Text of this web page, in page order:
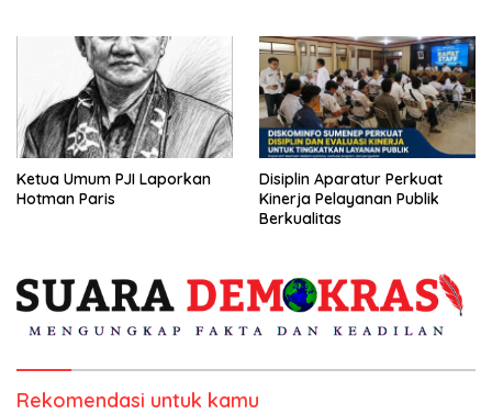
Ketua Umum PJI Laporkan
Hotman Paris
Disiplin Aparatur Perkuat
Kinerja Pelayanan Publik
Berkualitas
Rekomendasi untuk kamu